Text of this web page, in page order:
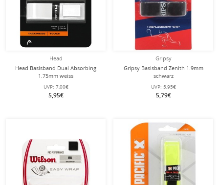
Head
Head Basisband Dual Absorbing
1.75mm weiss
UVP: 7,00€
5,95€
Gripsy
Gripsy Basisband Zenith 1.9mm
schwarz
UVP: 5,95€
5,79€